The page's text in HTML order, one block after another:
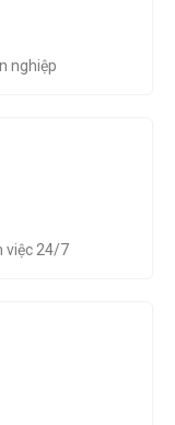
nghiệp
việc 24/7